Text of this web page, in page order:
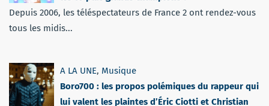
Depuis 2006, les téléspectateurs de France 2 ont rendez-vous
tous les midis...
A LA UNE, Musique
Boro700 : les propos polémiques du rappeur qui
lui valent les plaintes d’Éric Ciotti et Christian